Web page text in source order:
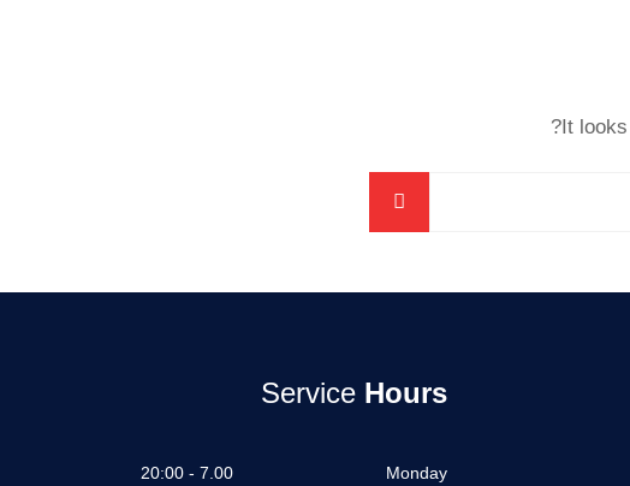
It
Service Hours
Monday
7.00 - 20:00